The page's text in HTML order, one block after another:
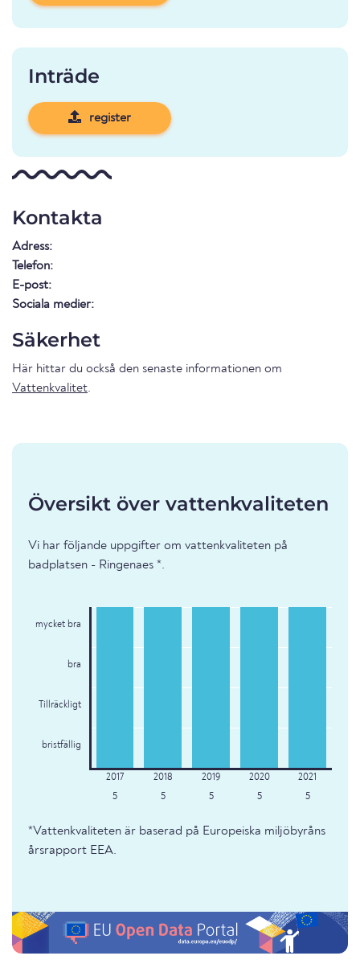
Inträde
register
Kontakta
Adress:
Telefon:
E-post:
Sociala medier:
Säkerhet
Här hittar du också den senaste informationen om
Vattenkvalitet.
Översikt över vattenkvaliteten
Vi har följande uppgifter om vattenkvaliteten på
badplatsen - Ringenaes *.
mycket bra
bra
Tillräckligt
bristfällig
5 5 5 5 5
*Vattenkvaliteten är baserad på Europeiska miljöbyråns
årsrapport EEA.